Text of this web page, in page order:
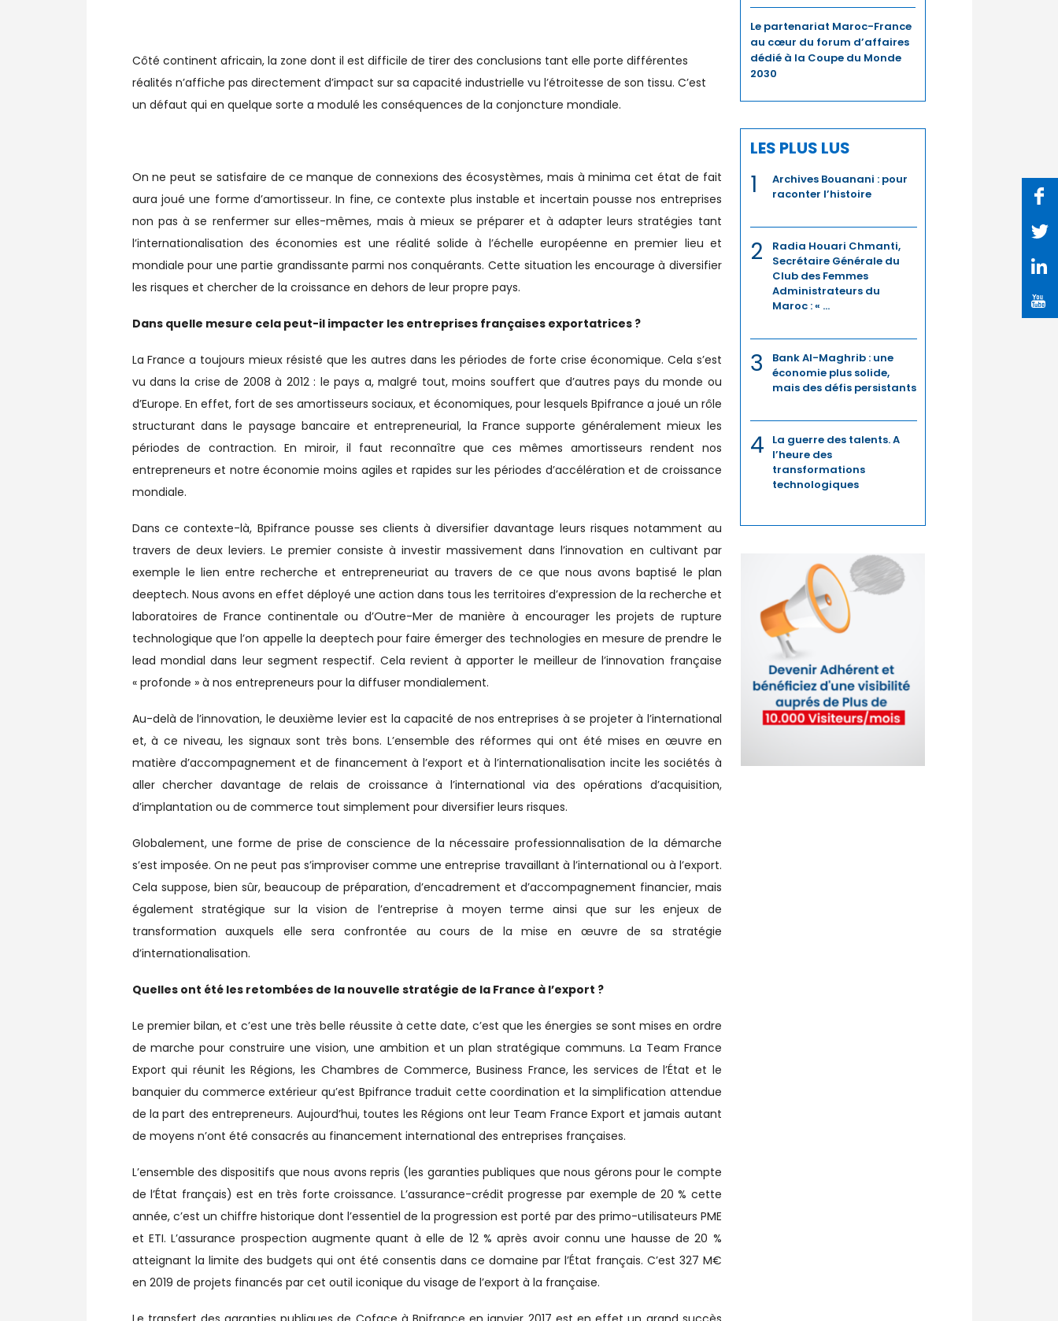
Côté continent africain, la zone dont il est difficile de tirer des conclusions tant elle porte différentes
réalités n’affiche pas directement d’impact sur sa capacité industrielle vu l’étroitesse de son tissu. C’est
un défaut qui en quelque sorte a modulé les conséquences de la conjoncture mondiale.
On ne peut se satisfaire de ce manque de connexions des écosystèmes, mais à minima cet état de fait
aura joué une forme d’amortisseur. In fine, ce contexte plus instable et incertain pousse nos entreprises
non pas à se renfermer sur elles-mêmes, mais à mieux se préparer et à adapter leurs stratégies tant
l’internationalisation des économies est une réalité solide à l’échelle européenne en premier lieu et
mondiale pour une partie grandissante parmi nos conquérants. Cette situation les encourage à diversifier
les risques et chercher de la croissance en dehors de leur propre pays.
Dans quelle mesure cela peut-il impacter les entreprises françaises exportatrices ?
La France a toujours mieux résisté que les autres dans les périodes de forte crise économique. Cela s’est
vu dans la crise de 2008 à 2012 : le pays a, malgré tout, moins souffert que d’autres pays du monde ou
d’Europe. En effet, fort de ses amortisseurs sociaux, et économiques, pour lesquels Bpifrance a joué un rôle
structurant dans le paysage bancaire et entrepreneurial, la France supporte généralement mieux les
périodes de contraction. En miroir, il faut reconnaître que ces mêmes amortisseurs rendent nos
entrepreneurs et notre économie moins agiles et rapides sur les périodes d’accélération et de croissance
mondiale.
Dans ce contexte-là, Bpifrance pousse ses clients à diversifier davantage leurs risques notamment au
travers de deux leviers. Le premier consiste à investir massivement dans l’innovation en cultivant par
exemple le lien entre recherche et entrepreneuriat au travers de ce que nous avons baptisé le plan
deeptech. Nous avons en effet déployé une action dans tous les territoires d’expression de la recherche et
laboratoires de France continentale ou d’Outre-Mer de manière à encourager les projets de rupture
technologique que l’on appelle la deeptech pour faire émerger des technologies en mesure de prendre le
lead mondial dans leur segment respectif. Cela revient à apporter le meilleur de l’innovation française
« profonde » à nos entrepreneurs pour la diffuser mondialement.
Au-delà de l’innovation, le deuxième levier est la capacité de nos entreprises à se projeter à l’international
et, à ce niveau, les signaux sont très bons. L’ensemble des réformes qui ont été mises en œuvre en
matière d’accompagnement et de financement à l’export et à l’internationalisation incite les sociétés à
aller chercher davantage de relais de croissance à l’international via des opérations d’acquisition,
d’implantation ou de commerce tout simplement pour diversifier leurs risques.
Globalement, une forme de prise de conscience de la nécessaire professionnalisation de la démarche
s’est imposée. On ne peut pas s’improviser comme une entreprise travaillant à l’international ou à l’export.
Cela suppose, bien sûr, beaucoup de préparation, d’encadrement et d’accompagnement financier, mais
également stratégique sur la vision de l’entreprise à moyen terme ainsi que sur les enjeux de
transformation auxquels elle sera confrontée au cours de la mise en œuvre de sa stratégie
d’internationalisation.
Quelles ont été les retombées de la nouvelle stratégie de la France à l’export ?
Le premier bilan, et c’est une très belle réussite à cette date, c’est que les énergies se sont mises en ordre
de marche pour construire une vision, une ambition et un plan stratégique communs. La Team France
Export qui réunit les Régions, les Chambres de Commerce, Business France, les services de l’État et le
banquier du commerce extérieur qu’est Bpifrance traduit cette coordination et la simplification attendue
de la part des entrepreneurs. Aujourd’hui, toutes les Régions ont leur Team France Export et jamais autant
de moyens n’ont été consacrés au financement international des entreprises françaises.
L’ensemble des dispositifs que nous avons repris (les garanties publiques que nous gérons pour le compte
de l’État français) est en très forte croissance. L’assurance-crédit progresse par exemple de 20 % cette
année, c’est un chiffre historique dont l’essentiel de la progression est porté par des primo-utilisateurs PME
et ETI. L’assurance prospection augmente quant à elle de 12 % après avoir connu une hausse de 20 %
atteignant la limite des budgets qui ont été consentis dans ce domaine par l’État français. C’est 327 M€
en 2019 de projets financés par cet outil iconique du visage de l’export à la française.
Le partenariat Maroc-France
au cœur du forum d’affaires
dédié à la Coupe du Monde
2030
LES PLUS LUS
1
Archives Bouanani : pour
raconter l’histoire
2
Radia Houari Chmanti,
Secrétaire Générale du
Club des Femmes
Administrateurs du
Maroc : « ...
3
Bank Al-Maghrib : une
économie plus solide,
mais des défis persistants
4
La guerre des talents. A
l’heure des
transformations
technologiques